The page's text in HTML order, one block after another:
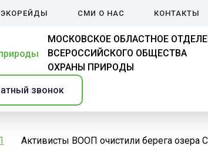
ЭКОРЕЙДЫ СМИ О НАС КОНТАКТЫ
МОСКОВСКОЕ ОБЛАСТНОЕ
ВСЕРОССИЙСКОГО ОБЩЕСТВА
ОХРАНЫ ПРИРОДЫ
звонок
Активисты ВООП очистили берега озера